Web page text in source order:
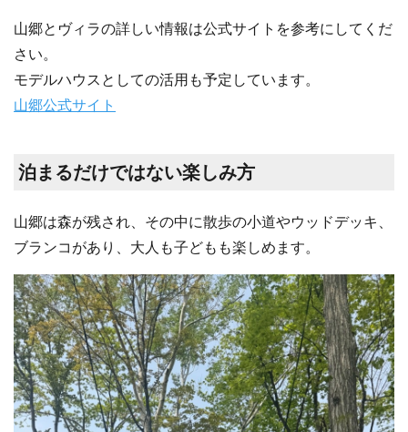
山郷とヴィラの詳しい情報は公式サイトを参考にしてくだ
さい。
モデルハウスとしての活用も予定しています。
山郷公式サイト
泊まるだけではない楽しみ方
山郷は森が残され、その中に散歩の小道やウッドデッキ、
ブランコがあり、大人も子どもも楽しめます。